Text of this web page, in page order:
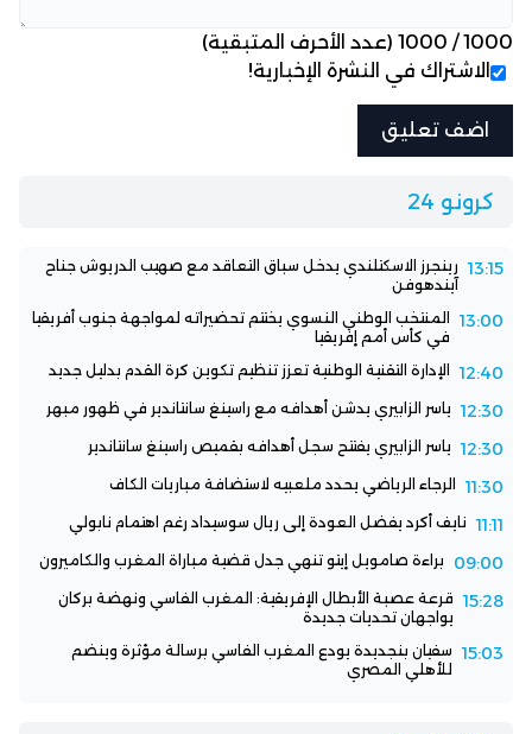
1000
/
1000 (عدد الأحرف المتبقية)
الاشتراك في النشرة الإخبارية!
كرونو 24
13:15 رينجرز الاسكتلندي يدخل سباق التعاقد مع صهيب الدريوش جناح
آيندهوفن
13:00
المنتخب الوطني النسوي يختتم تحضيراته لمواجهة جنوب أفريقيا
في كأس أمم إفريقيا
12:40 الإدارة التقنية الوطنية تعزز تنظيم تكوين كرة القدم بدليل جديد
12:30 ياسر الزابيري يدشن أهدافه مع راسينغ سانتاندير في ظهور مبهر
12:30 ياسر الزابيري يفتتح سجل أهدافه بقميص راسينغ سانتاندير
11:30 الرجاء الرياضي يحدد ملعبيه لاستضافة مباريات الكاف
11:11 نايف أكرد يفضل العودة إلى ريال سوسيداد رغم اهتمام نابولي
09:00 براءة صامويل إيتو تنهي جدل قضية مباراة المغرب والكاميرون
15:28 قرعة عصبة الأبطال الإفريقية: المغرب الفاسي ونهضة بركان
يواجهان تحديات جديدة
15:03 سفيان بنجديدة يودع المغرب الفاسي برسالة مؤثرة وينضم
للأهلي المصري